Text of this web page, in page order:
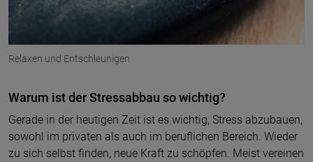
Relaxen und Entschleunigen
Warum ist der Stressabbau so wichtig?
Gerade in der heutigen Zeit ist es wichtig, Stress abzubauen,
sowohl im privaten als auch im beruflichen Bereich. Wieder
zu sich selbst finden, neue Kraft zu schöpfen. Meist vereinen